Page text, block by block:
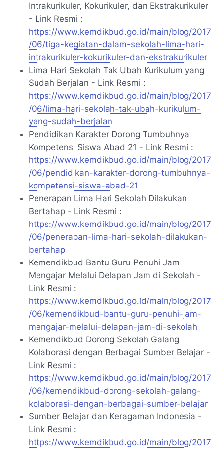
Intrakurikuler, Kokurikuler, dan Ekstrakurikuler
- Link Resmi :
https://www.kemdikbud.go.id/main/blog/2017
/06/tiga-kegiatan-dalam-sekolah-lima-hari-
intrakurikuler-kokurikuler-dan-ekstrakurikuler
Lima Hari Sekolah Tak Ubah Kurikulum yang
Sudah Berjalan - Link Resmi :
https://www.kemdikbud.go.id/main/blog/2017
/06/lima-hari-sekolah-tak-ubah-kurikulum-
yang-sudah-berjalan
Pendidikan Karakter Dorong Tumbuhnya
Kompetensi Siswa Abad 21 - Link Resmi :
https://www.kemdikbud.go.id/main/blog/2017
/06/pendidikan-karakter-dorong-tumbuhnya-
kompetensi-siswa-abad-21
Penerapan Lima Hari Sekolah Dilakukan
Bertahap - Link Resmi :
https://www.kemdikbud.go.id/main/blog/2017
/06/penerapan-lima-hari-sekolah-dilakukan-
bertahap
Kemendikbud Bantu Guru Penuhi Jam
Mengajar Melalui Delapan Jam di Sekolah -
Link Resmi :
https://www.kemdikbud.go.id/main/blog/2017
/06/kemendikbud-bantu-guru-penuhi-jam-
mengajar-melalui-delapan-jam-di-sekolah
Kemendikbud Dorong Sekolah Galang
Kolaborasi dengan Berbagai Sumber Belajar -
Link Resmi :
https://www.kemdikbud.go.id/main/blog/2017
/06/kemendikbud-dorong-sekolah-galang-
kolaborasi-dengan-berbagai-sumber-belajar
Sumber Belajar dan Keragaman Indonesia -
Link Resmi :
https://www.kemdikbud.go.id/main/blog/2017